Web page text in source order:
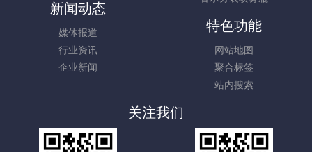
新闻动态
媒体报道
行业资讯
企业新闻
特色功能
网站地图
聚合标签
站内搜索
关注我们